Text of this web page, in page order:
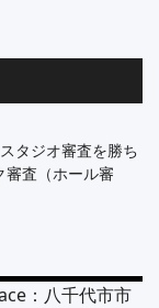
タジオ審査を勝ち
審査（ホール審
：八千代市市